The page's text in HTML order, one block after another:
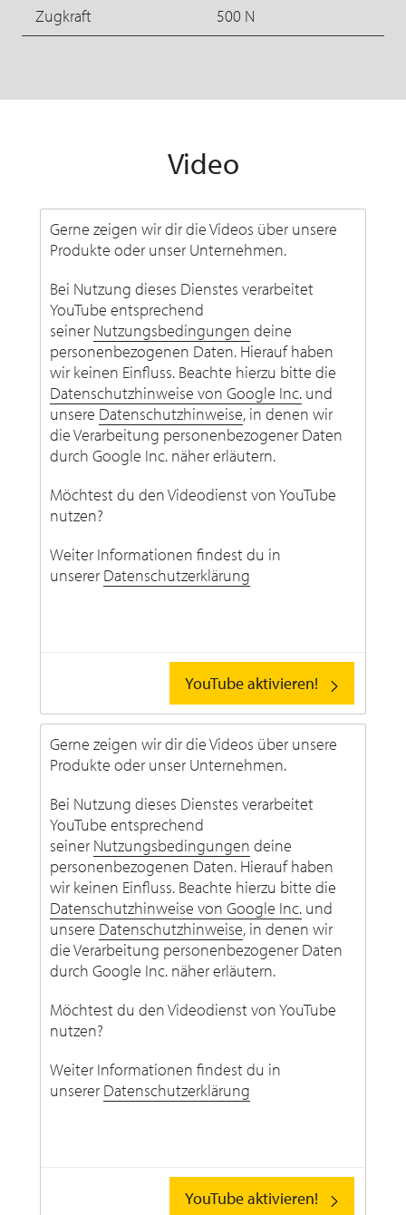
Zugkraft 500 N
Video
Gerne zeigen wir dir die Videos über unsere
Produkte oder unser Unternehmen.
Bei Nutzung dieses Dienstes verarbeitet
YouTube entsprechend
seiner Nutzungsbedingungen deine
personenbezogenen Daten. Hierauf haben
wir keinen Einfluss. Beachte hierzu bitte die
Datenschutzhinweise von Google Inc. und
unsere Datenschutzhinweise, in denen wir
die Verarbeitung personenbezogener Daten
durch Google Inc. näher erläutern.
Möchtest du den Videodienst von YouTube
nutzen?
Weiter Informationen findest du in
unserer Datenschutzerklärung
YouTube aktivieren!
Gerne zeigen wir dir die Videos über unsere
Produkte oder unser Unternehmen.
Bei Nutzung dieses Dienstes verarbeitet
YouTube entsprechend
seiner Nutzungsbedingungen deine
personenbezogenen Daten. Hierauf haben
wir keinen Einfluss. Beachte hierzu bitte die
Datenschutzhinweise von Google Inc. und
unsere Datenschutzhinweise, in denen wir
die Verarbeitung personenbezogener Daten
durch Google Inc. näher erläutern.
Möchtest du den Videodienst von YouTube
nutzen?
Weiter Informationen findest du in
unserer Datenschutzerklärung
YouTube aktivieren!